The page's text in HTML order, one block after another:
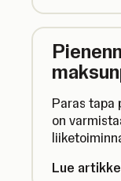
Paras tapa
on
Lue